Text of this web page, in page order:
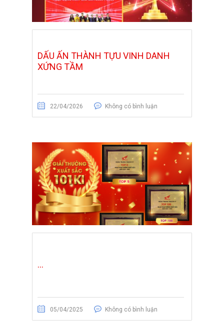
DẤU ẤN THÀNH TỰU VINH DANH
XỨNG TẦM
22/04/2026 Không có bình luận
...
05/04/2025 Không có bình luận